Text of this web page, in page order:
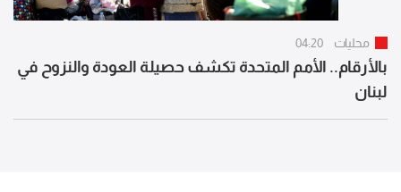
محليات 04:20
بالأرقام.. الأمم المتحدة تكشف حصيلة العودة والنزوح في
لبنان